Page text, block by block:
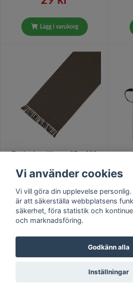
Lägg i varukorg
Brolyckan löpare 35 x 120
Lägg i varukorg
Vi använder cookies
Vi vill göra din upplevelse
är att säkerställa webbplatsens
säkerhet, föra statistik och
och marknadsföring.
Godkänn alla
Inställningar